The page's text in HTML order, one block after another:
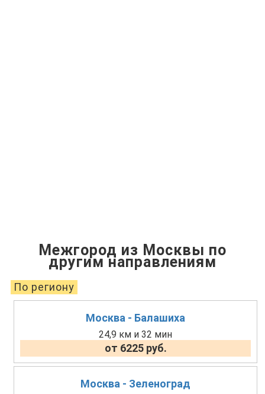
Межгород из Москвы по
другим направлениям
По региону
Москва - Балашиха
24,9 км и 32 мин
от 6225 руб.
Москва - Зеленоград